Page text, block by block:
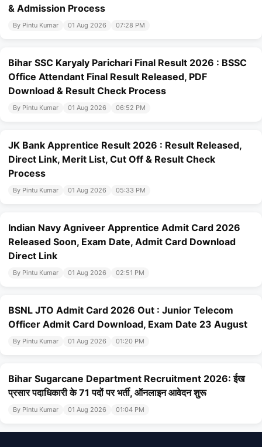
& Admission Process
By Pintu Kumar 01 Aug 2026 07:28 PM
Bihar SSC Karyaly Parichari Final Result 2026 : BSSC
Office Attendant Final Result Released, PDF
Download & Result Check Process
By Pintu Kumar 01 Aug 2026 06:52 PM
JK Bank Apprentice Result 2026 : Result Released,
Direct Link, Merit List, Cut Off & Result Check
Process
By Pintu Kumar 01 Aug 2026 05:33 PM
Indian Navy Agniveer Apprentice Admit Card 2026
Released Soon, Exam Date, Admit Card Download
Direct Link
By Pintu Kumar 01 Aug 2026 02:51 PM
BSNL JTO Admit Card 2026 Out : Junior Telecom
Officer Admit Card Download, Exam Date 23 August
By Pintu Kumar 01 Aug 2026 01:20 PM
Bihar Sugarcane Department Recruitment 2026: ईख
प्रसार पदाधिकारी के 71 पदों पर भर्ती, ऑनलाइन आवेदन शुरू
By Pintu Kumar 01 Aug 2026 01:04 PM